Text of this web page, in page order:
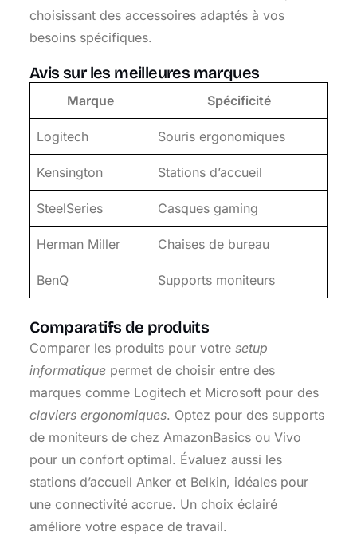
choisissant des accessoires adaptés à vos
besoins spécifiques.
Avis sur les meilleures marques
Marque Spécificité
Logitech Souris ergonomiques
Kensington Stations d’accueil
SteelSeries Casques gaming
Herman Miller Chaises de bureau
BenQ Supports moniteurs
Comparatifs de produits
Comparer les produits pour votre setup
informatique permet de choisir entre des
marques comme Logitech et Microsoft pour des
claviers ergonomiques. Optez pour des supports
de moniteurs de chez AmazonBasics ou Vivo
pour un confort optimal. Évaluez aussi les
stations d’accueil Anker et Belkin, idéales pour
une connectivité accrue. Un choix éclairé
améliore votre espace de travail.